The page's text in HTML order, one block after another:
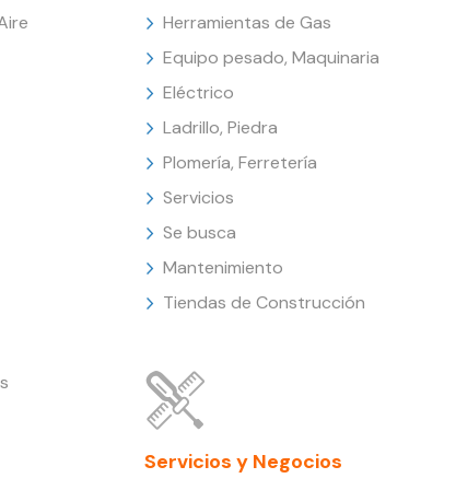
Herramientas de Gas
Equipo pesado, Maquinaria
Eléctrico
Ladrillo, Piedra
Plomería, Ferretería
Servicios
Se busca
Mantenimiento
Tiendas de Construcción
Servicios y Negocios